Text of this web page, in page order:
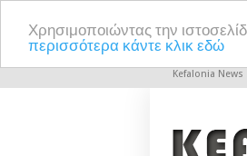
Χρησιμοποιώντας την
περισσότερα κάντε κλικ εδώ
Kefalonia